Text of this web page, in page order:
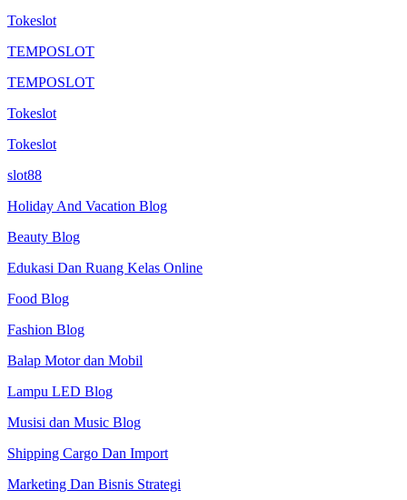
Tokeslot
TEMPOSLOT
TEMPOSLOT
Tokeslot
Tokeslot
slot88
Holiday And Vacation Blog
Beauty Blog
Edukasi Dan Ruang Kelas Online
Food Blog
Fashion Blog
Balap Motor dan Mobil
Lampu LED Blog
Musisi dan Music Blog
Shipping Cargo Dan Import
Marketing Dan Bisnis Strategi